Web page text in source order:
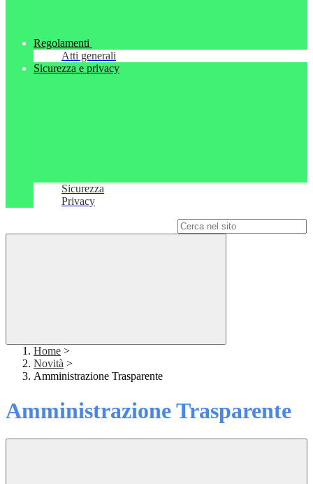
Regolamenti
Atti generali
Sicurezza e privacy
Sicurezza
Privacy
Home >
Novità >
Amministrazione Trasparente
Amministrazione Trasparente